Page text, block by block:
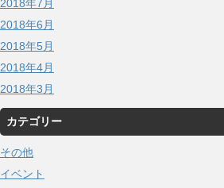
2018年7月
2018年6月
2018年5月
2018年4月
2018年3月
カテゴリー
その他
イベント